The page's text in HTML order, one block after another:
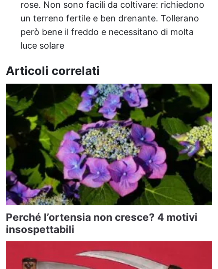
rose. Non sono facili da coltivare: richiedono
un terreno fertile e ben drenante. Tollerano
però bene il freddo e necessitano di molta
luce solare
Articoli correlati
Perché l’ortensia non cresce? 4 motivi
insospettabili